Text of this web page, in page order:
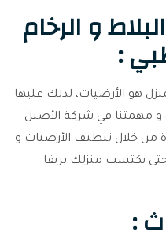
و الرخام
:
هو الأرضيات، لذلك عليها
و مهمتنا في شركة الأصيل
من خلال تنظيف الأرضيات و
يكتسب منزلك بريقا
: